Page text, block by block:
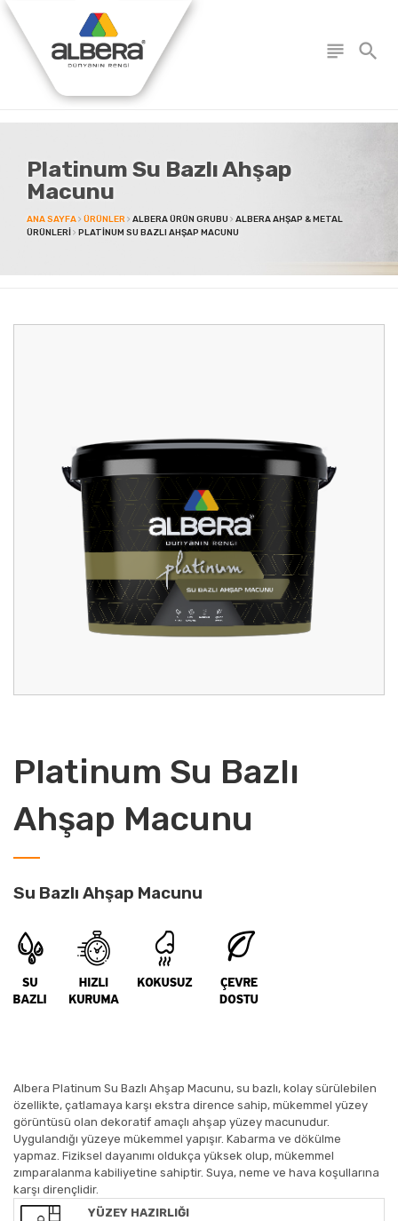
subject search
Platinum Su Bazlı Ahşap
Macunu
ANA SAYFA ÜRÜNLER ALBERA ÜRÜN GRUBU
ALBERA AHŞAP & METAL
ÜRÜNLERI
PLATINUM SU BAZLI AHŞAP MACUNU
Platinum Su Bazlı
Ahşap Macunu
Su Bazlı Ahşap Macunu
Albera Platinum Su Bazlı Ahşap Macunu, su bazlı, kolay sürülebilen
özellikte, çatlamaya karşı ekstra dirence sahip, mükemmel yüzey
görüntüsü olan dekoratif amaçlı ahşap yüzey macunudur.
Uygulandığı yüzeye mükemmel yapışır. Kabarma ve dökülme
yapmaz. Fiziksel dayanımı oldukça yüksek olup, mükemmel
zımparalanma kabiliyetine sahiptir. Suya, neme ve hava koşullarına
karşı dirençlidir.
YÜZEY HAZIRLIĞI